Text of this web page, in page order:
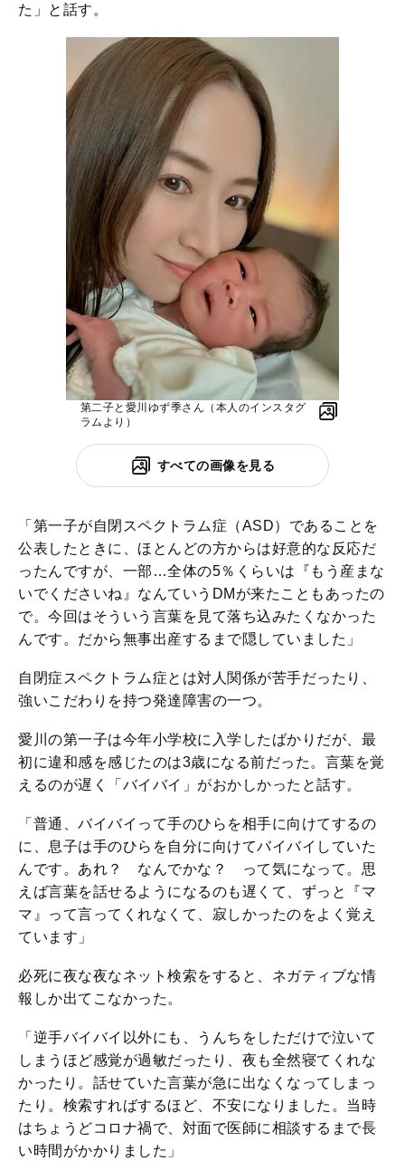
た」と話す。
第二子と愛川ゆず季さん（本人のインスタグ
ラムより）
すべての画像を見る
「第一子が自閉スペクトラム症（ASD）であることを
公表したときに、ほとんどの方からは好意的な反応だ
ったんですが、一部…全体の5％くらいは『もう産まな
いでくださいね』なんていうDMが来たこともあったの
で。今回はそういう言葉を見て落ち込みたくなかった
んです。だから無事出産するまで隠していました」
自閉症スペクトラム症とは対人関係が苦手だったり、
強いこだわりを持つ発達障害の一つ。
愛川の第一子は今年小学校に入学したばかりだが、最
初に違和感を感じたのは3歳になる前だった。言葉を覚
えるのが遅く「バイバイ」がおかしかったと話す。
「普通、バイバイって手のひらを相手に向けてするの
に、息子は手のひらを自分に向けてバイバイしていた
んです。あれ？ なんでかな？ って気になって。思
えば言葉を話せるようになるのも遅くて、ずっと『マ
マ』って言ってくれなくて、寂しかったのをよく覚え
ています」
必死に夜な夜なネット検索をすると、ネガティブな情
報しか出てこなかった。
「逆手バイバイ以外にも、うんちをしただけで泣いて
しまうほど感覚が過敏だったり、夜も全然寝てくれな
かったり。話せていた言葉が急に出なくなってしまっ
たり。検索すればするほど、不安になりました。当時
はちょうどコロナ禍で、対面で医師に相談するまで長
い時間がかかりました」